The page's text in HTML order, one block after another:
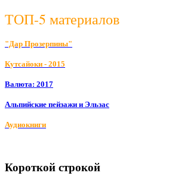
ТОП-5 материалов
"Дар Прозерпины"
Кутсайоки - 2015
Валюта: 2017
Альпийские пейзажи и Эльзас
Аудиокниги
Короткой строкой